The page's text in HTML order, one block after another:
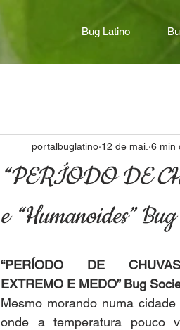
Bug Latino
“PERÍODO DE
e “Humanoides”
portalbuglatino 12 de mai. 6 min
“PERÍODO DE
EXTREMO E MEDO” Bug
Mesmo morando numa cidade
onde a temperatura pouco